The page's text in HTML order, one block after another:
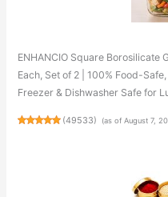
ENHANCIO Square Borosilicate
Each, Set of 2 | 100% Food-
Freezer & Dishwasher Safe for
(49533) (as of August 7,